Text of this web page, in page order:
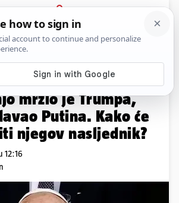
PRIJAVA
News Komentari
Klauški
mrzio je Trumpa,
Putina. Kako će
njegov nasljednik?
12:16